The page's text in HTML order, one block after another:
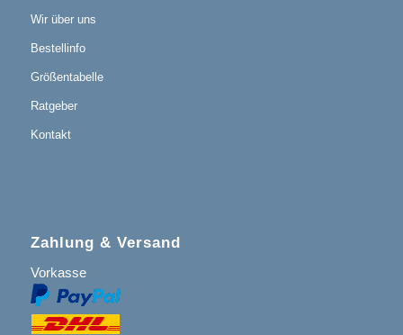
Wir über uns
Bestellinfo
Größentabelle
Ratgeber
Kontakt
Zahlung & Versand
Vorkasse